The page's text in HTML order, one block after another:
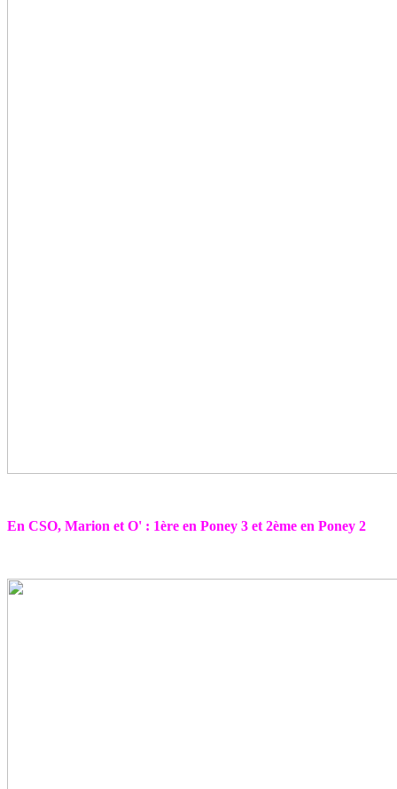
En CSO, Marion et O' : 1ère en Poney 3 et 2ème en Poney 2